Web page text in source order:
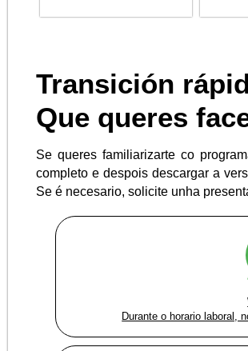
Transición
Que queres
Se queres familiarizarte co
completo e despois descargar a
Se é necesario, solicite unha
Durante o horario laboral,